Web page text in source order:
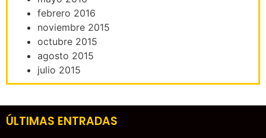
febrero 2016
noviembre 2015
octubre 2015
agosto 2015
julio 2015
ÚLTIMAS ENTRADAS